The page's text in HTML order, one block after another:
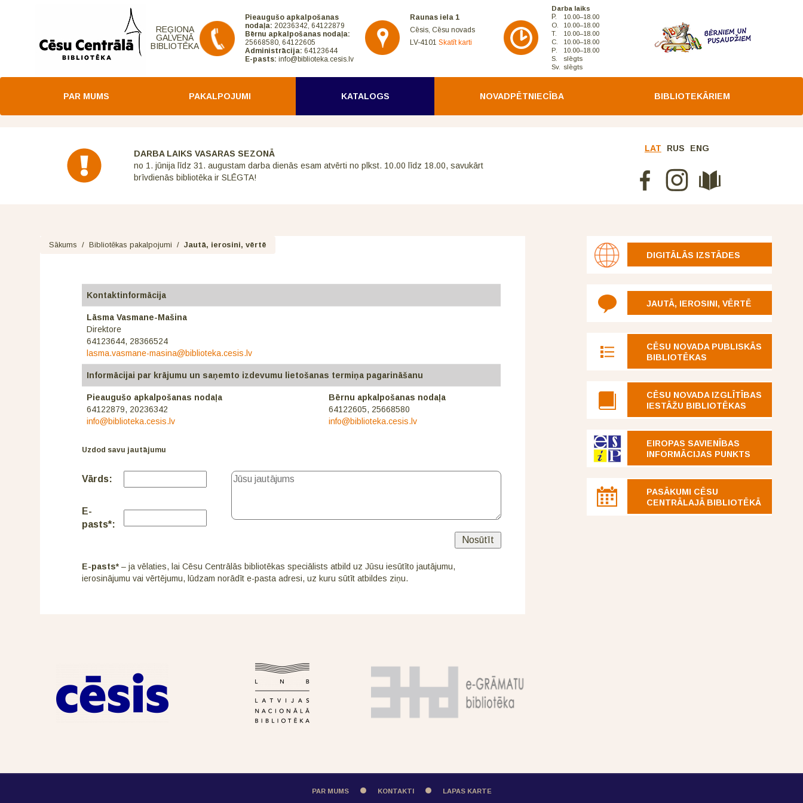
REĢIONA
GALVENĀ
BIBLIOTĒKA
Pieaugušo apkalpošanas
nodaļa: 20236342, 64122879
Bērnu apkalpošanas nodaļa:
25668580, 64122605
Administrācija: 64123644
E-pasts: info@biblioteka.cesis.lv
Raunas iela 1
Cēsis, Cēsu novads
LV-4101 Skatīt karti
Darba laiks
P.
10.00–18.00
O.
10.00–18.00
T.
10.00–18.00
C.
10.00–18.00
P.
10.00–18.00
S.
slēgts
Sv. slēgts
PAR MUMS PAKALPOJUMI KATALOGS NOVADPĒTNIECĪBA BIBLIOTEKĀRIEM
DARBA LAIKS VASARAS SEZONĀ
no 1. jūnija līdz 31. augustam darba dienās esam atvērti no plkst. 10.00 līdz 18.00, savukārt
brīvdienās bibliotēka ir SLĒGTA!
LAT RUS ENG
Sākums / Bibliotēkas pakalpojumi / Jautā, ierosini, vērtē
Kontaktinformācija
Lāsma Vasmane-Mašina
Direktore
64123644, 28366524
lasma.vasmane-masina@biblioteka.cesis.lv
Informācijai par krājumu un saņemto izdevumu lietošanas termiņa pagarināšanu
Pieaugušo apkalpošanas nodaļa
64122879, 20236342
info@biblioteka.cesis.lv
Bērnu apkalpošanas nodaļa
64122605, 25668580
info@biblioteka.cesis.lv
Uzdod savu jautājumu
Vārds:
E-
pasts*:
E-pasts* – ja vēlaties, lai Cēsu Centrālās bibliotēkas speciālists atbild uz Jūsu iesūtīto jautājumu,
ierosinājumu vai vērtējumu, lūdzam norādīt e-pasta adresi, uz kuru sūtīt atbildes ziņu.
DIGITĀLĀS IZSTĀDES
JAUTĀ, IEROSINI, VĒRTĒ
CĒSU NOVADA PUBLISKĀS
BIBLIOTĒKAS
CĒSU NOVADA IZGLĪTĪBAS
IESTĀŽU BIBLIOTĒKAS
EIROPAS SAVIENĪBAS
INFORMĀCIJAS PUNKTS
PASĀKUMI CĒSU
CENTRĀLAJĀ BIBLIOTĒKĀ
PAR MUMS KONTAKTI LAPAS KARTE